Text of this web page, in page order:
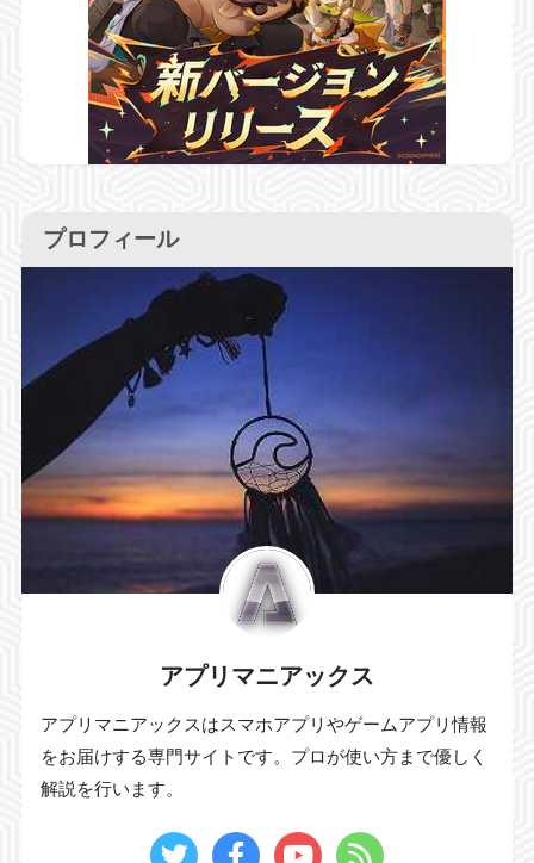
プロフィール
アプリマニアックス
アプリマニアックスはスマホアプリやゲームアプリ情報
をお届けする専門サイトです。プロが使い方まで優しく
解説を行います。